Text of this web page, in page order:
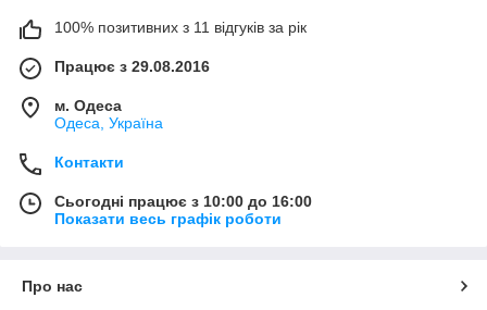
100% позитивних з 11 відгуків за рік
Працює з 29.08.2016
м. Одеса
Одеса, Україна
Контакти
Сьогодні працює з 10:00 до 16:00
Показати весь графік роботи
Про нас